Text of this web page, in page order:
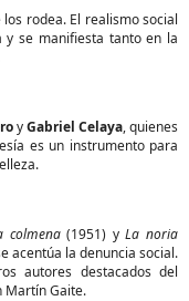
rodea. El realismo social
y se manifiesta tanto en la
yGabriel Celaya, quienes
es un instrumento para
colmena(1951) yLa noria
acentúa la denuncia social.
autores destacados del
Martín Gaite.